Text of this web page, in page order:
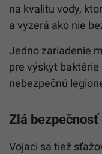
na kvalitu vody,
a vyzerá ako nie
Jedno zariadenie
pre výskyt baktérie
nebezpečnú
Zlá
Vojaci sa tiež